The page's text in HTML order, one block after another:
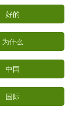
好的
为什么
中国
国际